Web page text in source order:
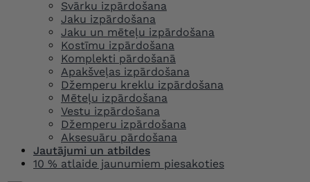
Svārku izpārdošana
Jaku izpārdošana
Jaku un mēteļu izpārdošana
Kostīmu izpārdošana
Komplekti pārdošanā
Apakšveļas izpārdošana
Džemperu kreklu izpārdošana
Mēteļu izpārdošana
Vestu izpārdošana
Džemperu izpārdošana
Aksesuāru pārdošana
Jautājumi un atbildes
10 % atlaide jaunumiem piesakoties